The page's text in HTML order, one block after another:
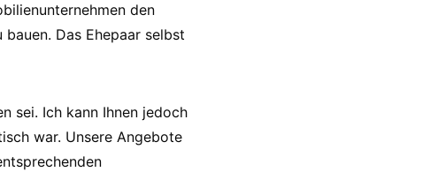
den
Das Ehepaar selbst
sei. Ich kann Ihnen jedoch
war. Unsere Angebote